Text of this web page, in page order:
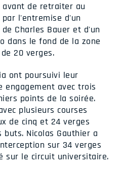
de retraiter au
l'entremise d'un
Charles Bauer et d'un
dans le fond de la zone
20 verges.
ont poursuivi leur
engagement avec trois
points de la soirée.
plusieurs courses
de cinq et 24 verges
Nicolas Gauthier a
sur 34 verges
sur le circuit universitaire.